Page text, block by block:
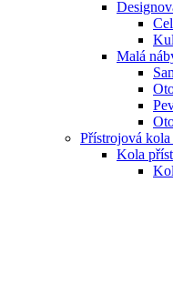
Malá
Přístrojová kola
Kola